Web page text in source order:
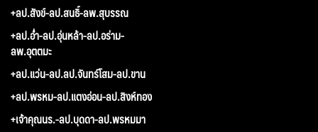
+ลป.สังข์-ลป.สนธิ์-ลพ.สุบรรณ
+ลป.อ่ำ-ลป.อุ่นหล้า-ลป.อร่าม-
ลพ.อุตตมะ
+ลป.แว่น-ลป.ลป.จันทร์โสม-ลป.ขาน
+ลป.พรหม-ลป.แตงอ่อน-ลป.สิงห์ทอง
+เจ้าคุณนร.-ลป.บุดดา-ลป.พรหมมา